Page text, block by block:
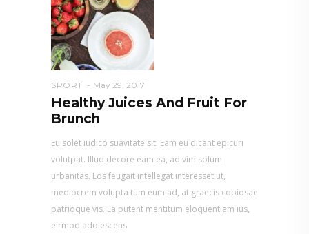
SPORT May 29, 2017
Healthy Juices And Fruit For
Brunch
Eu solet iudico suavitate sit. Eam eu dicant epicuri
volutpat. Illud decore eam ea, ad vim solum
urbanitas. Eos feugait intellegat interesset ut,
mediocrem volupta tum eum ad, at graecis copiosae
patrioque vis. Ea putent mentitum eloquentiam ius,
eirmod adolescens